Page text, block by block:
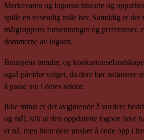
Merkevaren og logoens historie og
spille en vesentlig rolle her. Samtidig er det
målgruppens forventninger og preferanser,
dommerne av logoen.
Bransjens trender, og
også påvirke valget, da dere bør balansere
å passe inn i deres sektor.
Ikke minst er det avgjørende å vurdere
og mål, slik at den oppdaterte logoen ikke
er nå, men hvor dere ønsker å ende opp i